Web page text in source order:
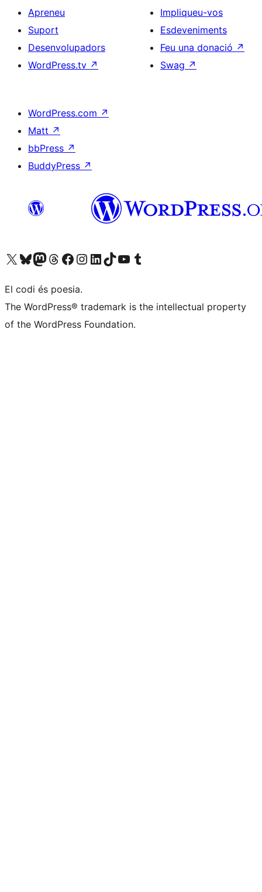
Apreneu
Suport
Desenvolupadors
WordPress.tv ↗
Impliqueu-vos
Esdeveniments
Feu una donació ↗
Swag ↗
WordPress.com ↗
Matt ↗
bbPress ↗
BuddyPress ↗
Visiteu el nostre compte X (abans Twitter)
Visiteu el nostre compte de Bluesky
Visiteu el nostre compte al Mastodon
Visiteu el nostre compte de Threads
Visiteu la nostra pàgina al Facebook
Visiteu el nostre compte d'Instagram
Visiteu el nostre compte de LinkedIn
Visiteu el nostre compte de TikTok
Visiteu el nostre canal al YouTube
Visiteu el nostre compte de Tumblr
El codi és poesia.
The WordPress® trademark is the intellectual property
of the WordPress Foundation.